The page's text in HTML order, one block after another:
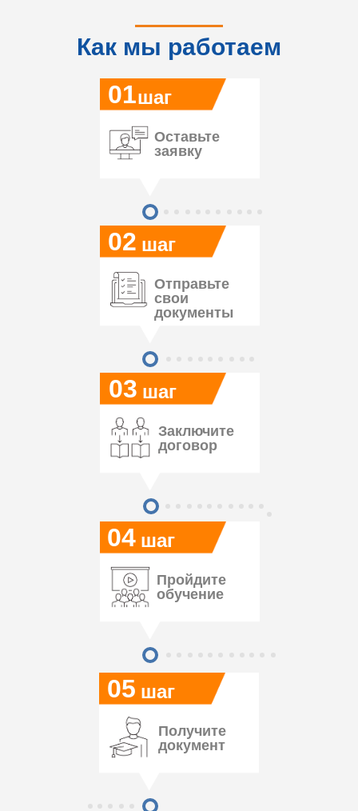
Как мы работаем
05
04
03
02
01
Оставьте
заявку
шаг
шаг
шаг
шаг
шаг
Отправьте
свои
документы
Заключите
договор
Пройдите
обучение
Получите
документ